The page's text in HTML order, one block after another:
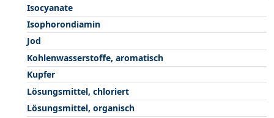
Isocyanate
Isophorondiamin
Jod
Kohlenwasserstoffe, aromatisch
Kupfer
Lösungsmittel, chloriert
Lösungsmittel, organisch